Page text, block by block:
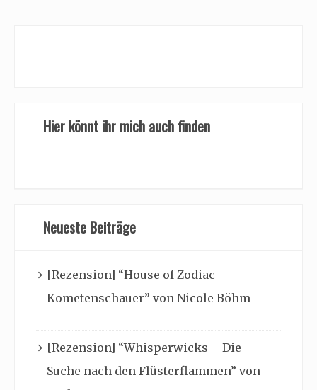
Hier könnt ihr mich auch finden
Neueste Beiträge
[Rezension] “House of Zodiac-
Kometenschauer” von Nicole Böhm
[Rezension] “Whisperwicks – Die
Suche nach den Flüsterflammen” von